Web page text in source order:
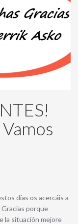
días os acercáis a
Gracias porque
la situación mejore